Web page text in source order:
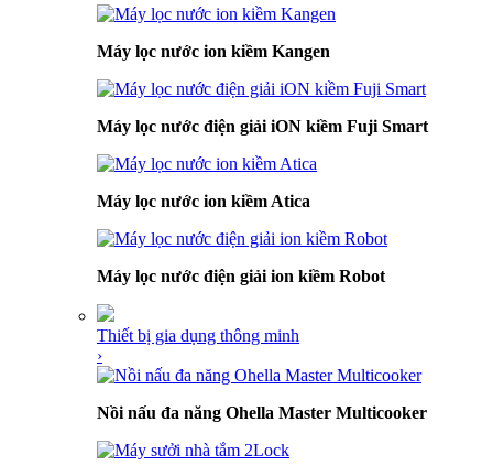
Máy lọc nước ion kiềm Kangen
Máy lọc nước điện giải iON kiềm Fuji Smart
Máy lọc nước ion kiềm Atica
Máy lọc nước điện giải ion kiềm Robot
Thiết bị gia dụng thông minh
›
Nồi nấu đa năng Ohella Master Multicooker